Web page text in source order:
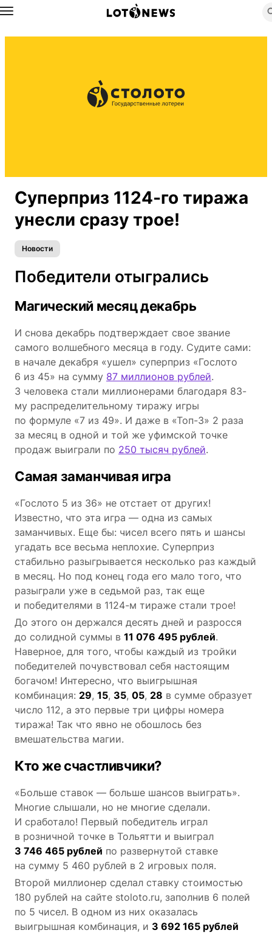
Назад
Суперприз 1124-го тиража
унесли сразу трое!
Новости
Победители отыгрались
Магический месяц декабрь
И снова декабрь подтверждает свое звание
самого волшебного месяца в году. Судите сами:
в начале декабря «ушел» суперприз «Гослото
6 из 45» на сумму 87 миллионов рублей.
3 человека стали миллионерами благодаря 83-
му распределительному тиражу игры
по формуле «7 из 49». И даже в «Топ-3» 2 раза
за месяц в одной и той же уфимской точке
продаж выиграли по 250 тысяч рублей.
Самая заманчивая игра
«Гослото 5 из 36» не отстает от других!
Известно, что эта игра ― одна из самых
заманчивых. Еще бы: чисел всего пять и шансы
угадать все весьма неплохие. Суперприз
стабильно разыгрывается несколько раз каждый
в месяц. Но под конец года его мало того, что
разыграли уже в седьмой раз, так еще
и победителями в 1124-м тираже стали трое!
До этого он держался десять дней и разросся
до солидной суммы в 11 076 495 рублей.
Наверное, для того, чтобы каждый из тройки
победителей почувствовал себя настоящим
богачом! Интересно, что выигрышная
комбинация: 29, 15, 35, 05, 28 в сумме образует
число 112, а это первые три цифры номера
тиража! Так что явно не обошлось без
вмешательства магии.
Кто же счастливчики?
«Больше ставок ― больше шансов выиграть».
Многие слышали, но не многие сделали.
И сработало! Первый победитель играл
в розничной точке в Тольятти и выиграл
3 746 465 рублей по развернутой ставке
на сумму 5 460 рублей в 2 игровых поля.
Второй миллионер сделал ставку стоимостью
180 рублей на сайте stoloto.ru, заполнив 6 полей
по 5 чисел. В одном из них оказалась
выигрышная комбинация, и 3 692 165 рублей